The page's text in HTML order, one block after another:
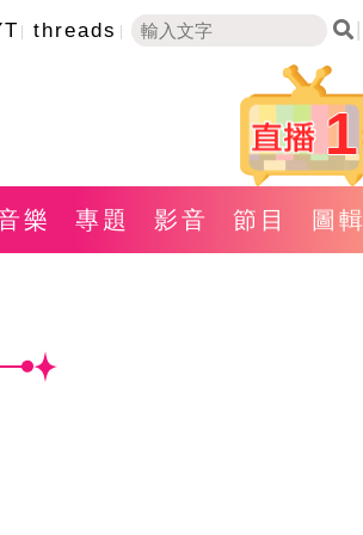
threads
1
樂 專題 影音 節目 圖輯